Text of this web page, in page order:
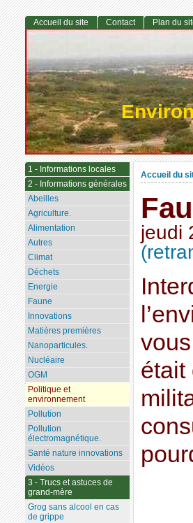
Accueil du
jeudi
était
Accueil du site Contact Plan du
1 - Informations locales
2 - Informations générales
Abeilles
Agriculture.
Alimentation
Autres
Climat
Déchets
Energie
Faune
Innovations
Matières premières
Nanoparticules.
Nucléaire
OGM
Politique et
environnement
Pollution
Pollution
électromagnétique.
Santé nature innovations
Vidéos
3 - Trucs et astuces de
grand-mère
Grog sans alcool en cas
de grippe